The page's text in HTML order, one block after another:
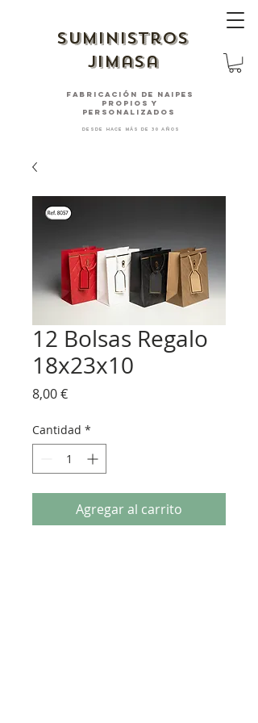
suministros
jimasa
fabricación de naipes
PROPIOS Y
PERSONALIZADOS
desde hace más de 30 años
12 Bolsas Regalo
18x23x10
8,00 €Precio
Cantidad *
Agregar al carrito